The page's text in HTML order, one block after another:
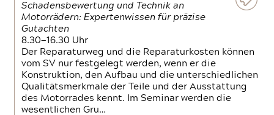
Schadensbewertung und Technik an
Motorrädern: Expertenwissen für präzise
Gutachten
8.30—16.30 Uhr
Der Reparaturweg und die Reparaturkosten können
vom SV nur festgelegt werden, wenn er die
Konstruktion, den Aufbau und die unterschiedlichen
Qualitätsmerkmale der Teile und der Ausstattung
des Motorrades kennt. Im Seminar werden die
wesentlichen Gru…